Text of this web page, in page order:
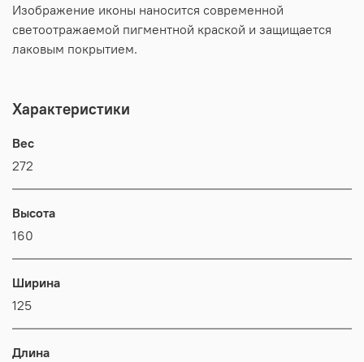
Изображение иконы наносится современной
светоотражаемой пигментной краской и защищается
лаковым покрытием.
Характеристики
Вес
272
Высота
160
Ширина
125
Длина